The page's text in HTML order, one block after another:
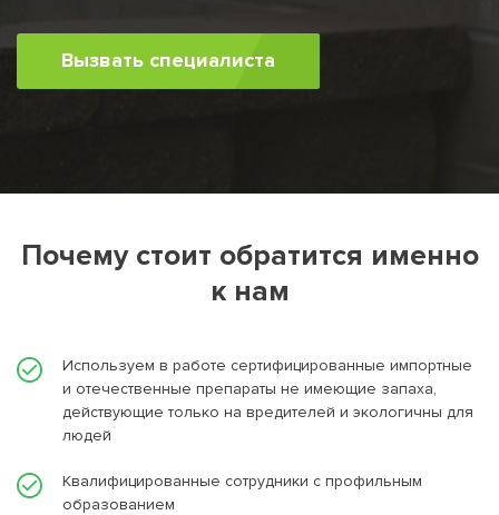
Вызвать специалиста
Почему стоит обратится именно
к нам
Используем в работе сертифицированные импортные
и отечественные препараты не имеющие запаха,
действующие только на вредителей и экологичны для
людей
Квалифицированные сотрудники с профильным
образованием